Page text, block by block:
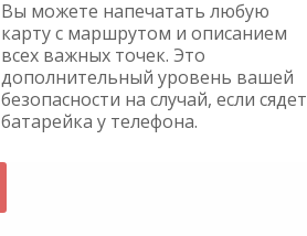
Вы можете напечатать любую
карту с маршрутом и описанием
всех важных точек. Это
дополнительный уровень вашей
безопасности на случай, если сядет
батарейка у телефона.